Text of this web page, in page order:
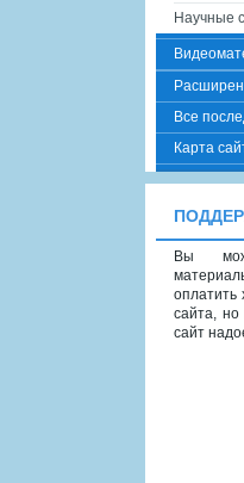
Научные
Все
Карта
Вы
оплатить
сайта, но
сайт